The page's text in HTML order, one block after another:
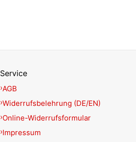
Service
AGB
Widerrufsbelehrung (DE/EN)
Online-Widerrufsformular
Impressum